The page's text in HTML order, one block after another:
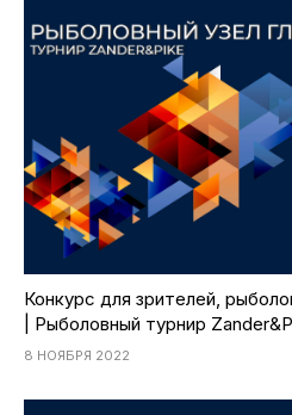
Конкурс для зрителей,
| Рыболовный турнир
8 НОЯБРЯ 2022